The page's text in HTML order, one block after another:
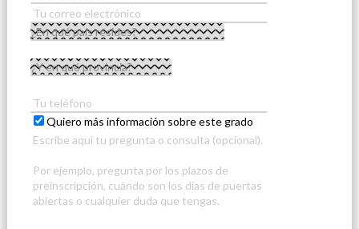
Quiero más información sobre este grado